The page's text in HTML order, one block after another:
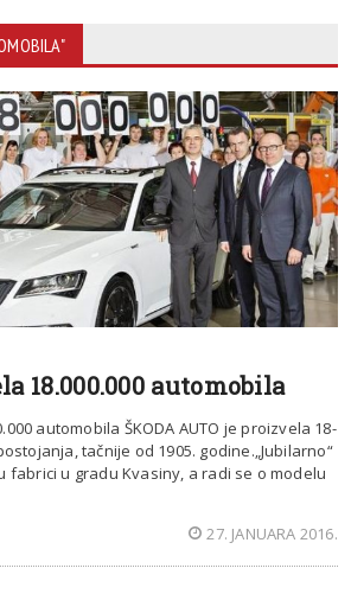
18.000.000 automobila
automobila ŠKODA AUTO je proizvela 18-
tačnije od 1905. godine.„Jubilarno“
fabrici u gradu Kvasiny, a radi se o modelu
27. JANUARA 2016.